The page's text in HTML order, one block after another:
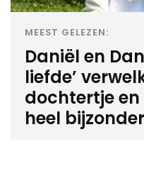
MEEST GELEZEN:
Daniël en
liefde’
dochtertje
heel bijzonder